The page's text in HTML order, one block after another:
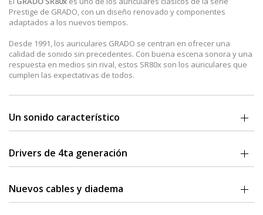
Prestige de GRADO, con un diseño renovado y componentes
adaptados a los nuevos tiempos.
Desde 1991, los auriculares GRADO se centran en ofrecer una
calidad de sonido sin precedentes. Con buena escena sonora y una
respuesta en medios sin rival, estos SR80x son los auriculares que
cumplen las expectativas de todos.
Un sonido característico
trabajan junto a las vibraciones del sonido y eliminan virtualmente
las distorsiones transitorias.
complementan las características musicales, que destacan por una
extrema calidad y amplia transmisión del SR80x.
Drivers de 4ta generación
nuevo diseño de altavoz, con un circuito magnético más potente, y
una bobina móvil con masa efectiva disminuida con diafragma
Nuevos cables y diadema